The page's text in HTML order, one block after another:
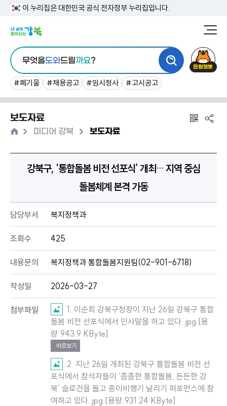
이 누리집은 대한민국 공식 전자정부 누리집입니다.
청
통
합
검
색
무엇을도와드릴까요?
#폐기물 #채용공고 #임시청사 #고시공고
원
보도자료
홈 >미디어 강북 >보도자료
강북구, ‘통합돌봄 비전 선포식’ 개최… 지역 중심
돌봄체계 본격 가동
담당부서 복지정책과
조회수 425
내용문의 복지정책과 통합돌봄지원팀(02-901-6718)
작성일 2026-03-27
첨부파일
1. 이순희 강북구청장이 지난 26일 강북구 통합
돌봄 비전 선포식에서 인사말을 하고 있다..jpg [용
량:943.9 KByte]
바로보기
2. 지난 26일 개최된 강북구 통합돌봄 비전 선
포식에서 참석자들이 ‘촘촘한 통합돌봄, 든든한 강
북’ 슬로건을 들고 종이비행기 날리기 퍼포먼스에 참
여하고 있다..jpg [용량:931.24 KByte]